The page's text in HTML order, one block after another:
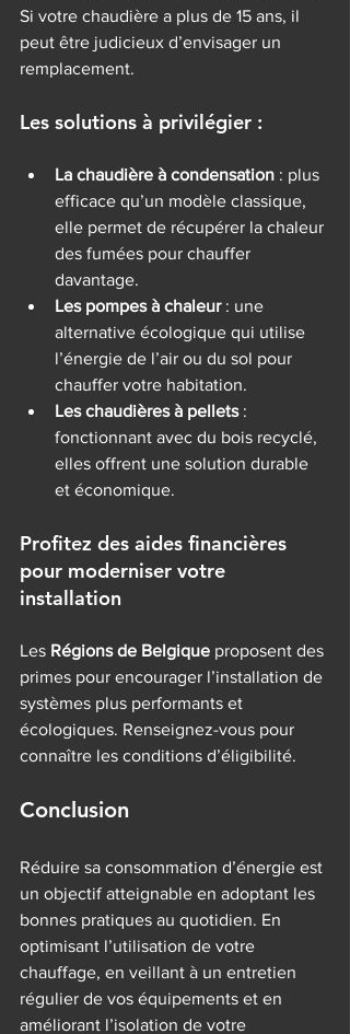
Si votre chaudière a plus de 15 ans, il
peut être judicieux d’envisager un
remplacement.
Les solutions à privilégier :
La chaudière à condensation : plus
efficace qu’un modèle classique,
elle permet de récupérer la chaleur
des fumées pour chauffer
davantage.
Les pompes à chaleur : une
alternative écologique qui utilise
l’énergie de l’air ou du sol pour
chauffer votre habitation.
Les chaudières à pellets :
fonctionnant avec du bois recyclé,
elles offrent une solution durable
et économique.
Profitez des aides financières
pour moderniser votre
installation
Les Régions de Belgique proposent des
primes pour encourager l’installation de
systèmes plus performants et
écologiques. Renseignez-vous pour
connaître les conditions d’éligibilité.
Conclusion
Réduire sa consommation d’énergie est
un objectif atteignable en adoptant les
bonnes pratiques au quotidien. En
optimisant l’utilisation de votre
chauffage, en veillant à un entretien
régulier de vos équipements et en
améliorant l’isolation de votre